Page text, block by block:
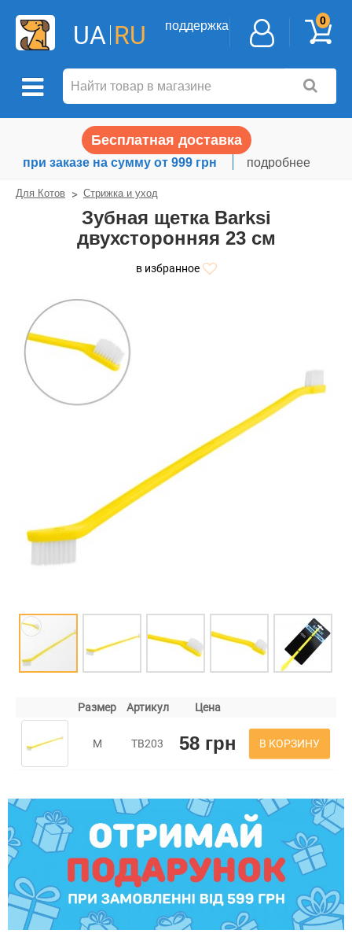
UA RU поддержка 0
Бесплатная доставка
при заказе на сумму от 999 грн подробнее
Для Котов Стрижка и уход
Зубная щетка Barksi
двухсторонняя 23 см
в избранное
Размер Артикул Цена
M TB203 58 грн В КОРЗИНУ